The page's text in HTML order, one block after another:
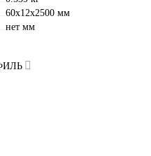
60х12х2500 мм
нет мм